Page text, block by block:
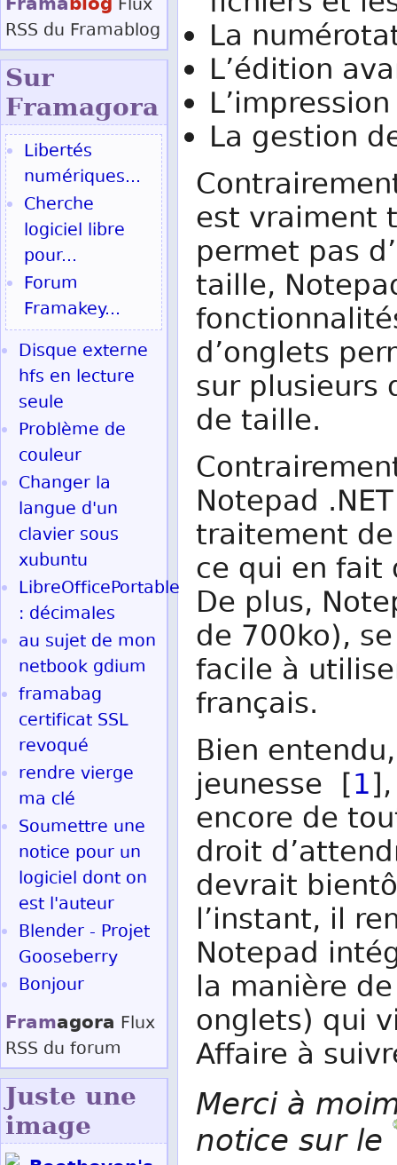
La
L’édition
L’impression
La gestion
est vraiment
permet pas
taille,
d’onglets
sur plusieurs
de taille.
Notepad
traitement
ce qui en fait
De plus,
de 700ko),
facile à
français.
Bien
jeunesse [1
encore de
droit
devrait
l’instant, il
Notepad
la manière
onglets) qui
Affaire à
Merci à
notice sur le
Flux
RSS du Framablog
Sur
Framagora
Libertés
numériques...
Cherche
logiciel libre
pour...
Forum
Framakey...
Disque externe
hfs en lecture
seule
Problème de
couleur
Changer la
langue d'un
clavier sous
xubuntu
LibreOfficePortable
: décimales
au sujet de mon
netbook gdium
framabag
certificat SSL
revoqué
rendre vierge
ma clé
Soumettre une
notice pour un
logiciel dont on
est l'auteur
Blender - Projet
Gooseberry
Bonjour
Framagora Flux
RSS du forum
Juste une
image